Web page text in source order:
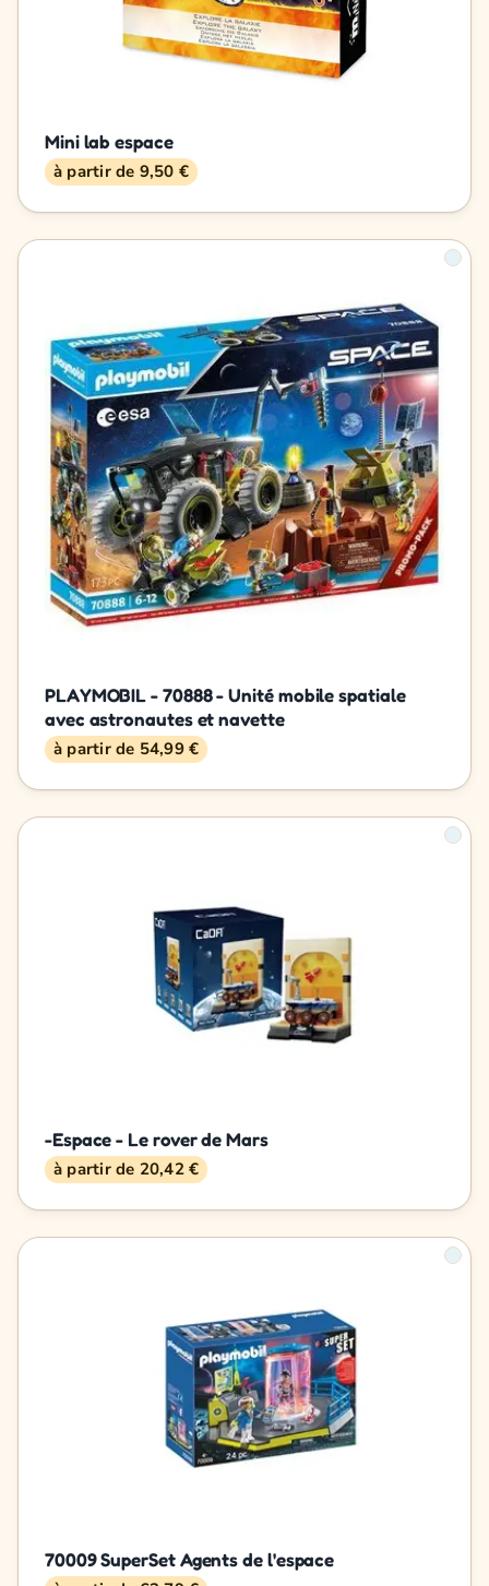
Mini lab espace
à partir de 9,50 €
PLAYMOBIL - 70888 - Unité mobile spatiale
avec astronautes et navette
à partir de 54,99 €
-Espace - Le rover de Mars
à partir de 20,42 €
70009 SuperSet Agents de l'espace